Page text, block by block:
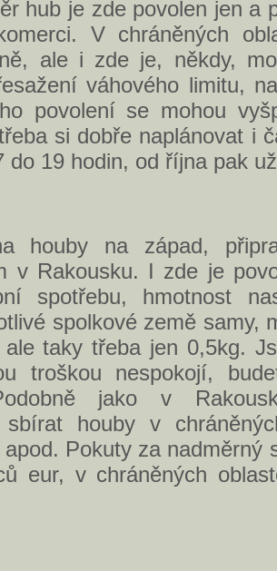
hub je zde povolen jen a
V chráněných
ale i zde je, někdy,
váhového limitu,
povolení se mohou
si dobře naplánovat i
do 19 hodin, od října pak
houby na západ,
v Rakousku. I zde je
spotřebu, hmotnost
spolkové země samy,
ale taky třeba jen 0,5kg.
troškou nespokojí,
jako v
sbírat houby v
apod. Pokuty za nadměrný
eur, v chráněných